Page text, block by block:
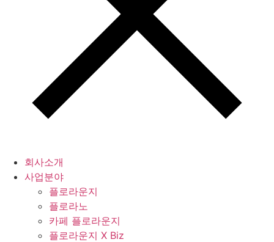
회사소개
사업분야
플로라운지
플로라노
카페 플로라운지
플로라운지 X Biz